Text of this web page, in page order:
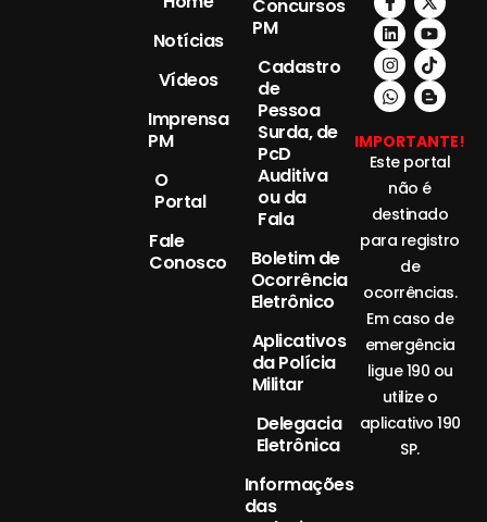
Notícias
Vídeos
Imprensa
PM
O
Portal
Fale
Conosco
Concursos
PM
Cadastro
de
Pessoa
Surda, de
PcD
Auditiva
ou da
Fala
Boletim de
Ocorrência
Eletrônico
Aplicativos
da Polícia
Militar
Delegacia
Eletrônica
Informações
das
IMPORTANTE!
Este portal
não é
destinado
para registro
de
ocorrências.
Em caso de
emergência
ligue 190 ou
utilize o
aplicativo 190
SP.